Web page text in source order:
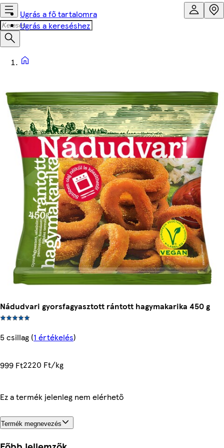
Ugrás a fő tartalomra
Ugrás a kereséshez
Nádudvari gyorsfagyasztott rántott hagymakarika 450 g
5 csillag (1 értékelés)
999 Ft2220 Ft/kg
Ez a termék jelenleg nem elérhető
Termék megnevezés